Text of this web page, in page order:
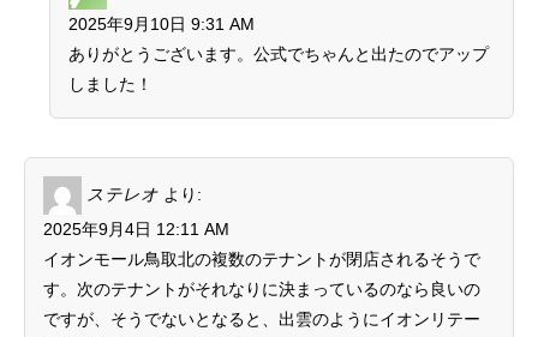
2025年9月10日 9:31 AM
ありがとうございます。公式でちゃんと出たのでアップ
しました！
ステレオ より:
2025年9月4日 12:11 AM
イオンモール鳥取北の複数のテナントが閉店されるそうで
す。次のテナントがそれなりに決まっているのなら良いの
ですが、そうでないとなると、出雲のようにイオンリテー